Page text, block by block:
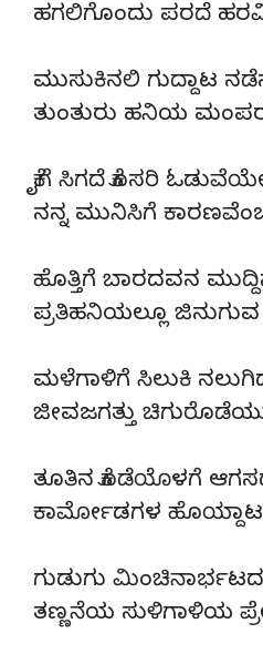
ಹಗಲಿಗೊಂದು ಪರದೆ
ಮುಸುಕಿನಲಿ ಗುದ್ದಾಟ
ತುಂತುರು ಹನಿಯ
ಕೈಗೆ ಸಿಗದೆ ಕೊಸರಿ
ನನ್ನ ಮುನಿಸಿಗೆ
ಹೊತ್ತಿಗೆ ಬಾರದವನ
ಪ್ರತಿಹನಿಯಲ್ಲೂ ಜಿನುಗುವ
ಮಳೆಗಾಳಿಗೆ ಸಿಲುಕಿ
ಜೀವಜಗತ್ತು
ತೂತಿನ ಕೊಡೆಯೊಳಗೆ
ಕಾರ್ಮೋಡಗಳ
ಗುಡುಗು
ತಣ್ಣನೆಯ ಸುಳಿಗಾಳಿಯ